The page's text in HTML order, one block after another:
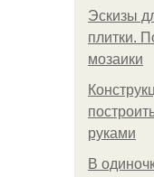
Эскизы
плитки.
мозаики
руками
В